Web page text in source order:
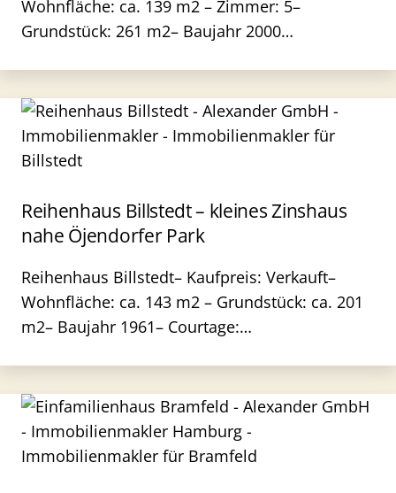
Wohnfläche: ca. 139 m2 – Zimmer: 5–
Grundstück: 261 m2– Baujahr 2000…
Reihenhaus Billstedt – kleines Zinshaus
nahe Öjendorfer Park
Reihenhaus Billstedt– Kaufpreis: Verkauft–
Wohnfläche: ca. 143 m2 – Grundstück: ca. 201
m2– Baujahr 1961– Courtage:…